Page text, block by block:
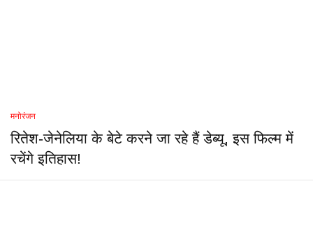
मनोरंजन
रितेश-जेनेलिया के बेटे करने जा रहे हैं डेब्यू, इस फिल्म में
रचेंगे इतिहास!